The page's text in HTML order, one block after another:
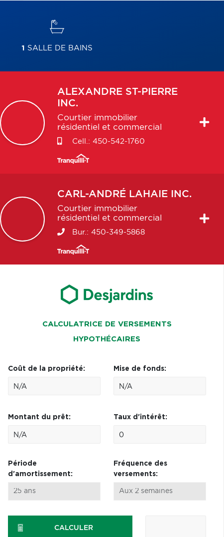
1 SALLE DE BAINS
ALEXANDRE ST-PIERRE
INC.
Courtier immobilier
résidentiel et commercial
Cell.: 450-542-1760
CARL-ANDRÉ LAHAIE INC.
Courtier immobilier
résidentiel et commercial
Bur.: 450-349-5868
CALCULATRICE DE VERSEMENTS
HYPOTHÉCAIRES
Coût de la propriété: Mise de fonds:
Montant du prêt: Taux d'intérêt:
Période
d'amortissement:
Fréquence des
versements:
CALCULER